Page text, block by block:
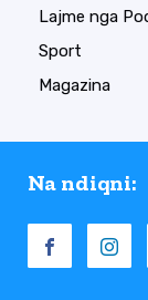
Lajme nga
Sport
Magazina
Na ndiqni: